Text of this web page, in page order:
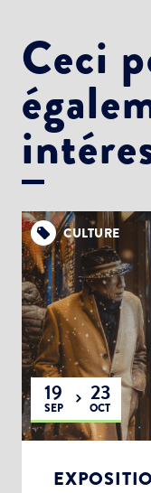
Ceci
CULTURE
19
SEP
23
OCT
Choisissez
Alertes Mail
Newsletter
Newsletter